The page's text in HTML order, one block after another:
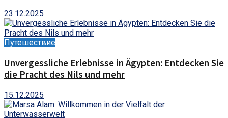
23.12.2025
Путешествие
Unvergessliche Erlebnisse in Ägypten: Entdecken Sie
die Pracht des Nils und mehr
15.12.2025